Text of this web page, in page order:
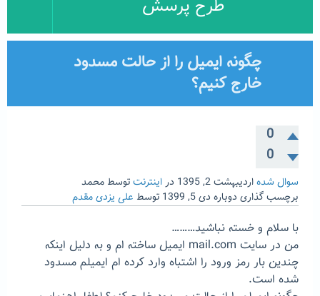
طرح پرسش
چگونه ایمیل را از حالت مسدود
خارج کنیم؟
0
0
سوال شدهاردیبهشت 2, 1395 دراینترنتتوسط محمد
برچسب گذاری دوباره دی 5, 1399 توسط علی یزدی مقدم
با سلام و خسته نباشید………
من در سایت mail.com ایمیل ساخته ام و به دلیل اینکه
چندین بار رمز ورود را اشتباه وارد کرده ام ایمیلم مسدود
شده است.